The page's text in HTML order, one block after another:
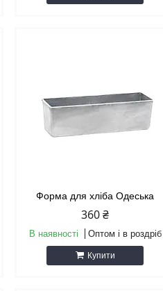
Форма для хліба Одеська
360 ₴
В наявності Оптом і в роздріб
Купити